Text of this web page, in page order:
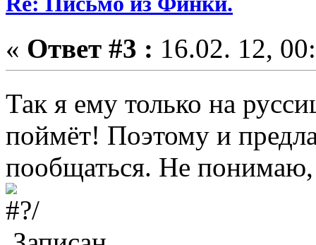
« Ответ #3 : 16.02. 12,
Так я ему только на
поймёт! Поэтому и
пообщаться. Не понимаю,